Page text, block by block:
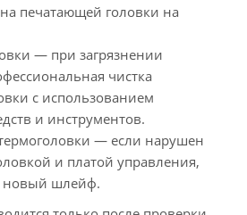
печатающей головки на
— при загрязнении
чистка
с использованием
и инструментов.
— если нарушен
и платой управления,
новый шлейф.